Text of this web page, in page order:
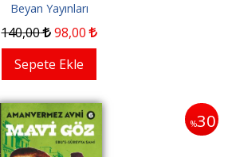
Beyan Yayınları
140,00 98,00
Sepete Ekle
%30